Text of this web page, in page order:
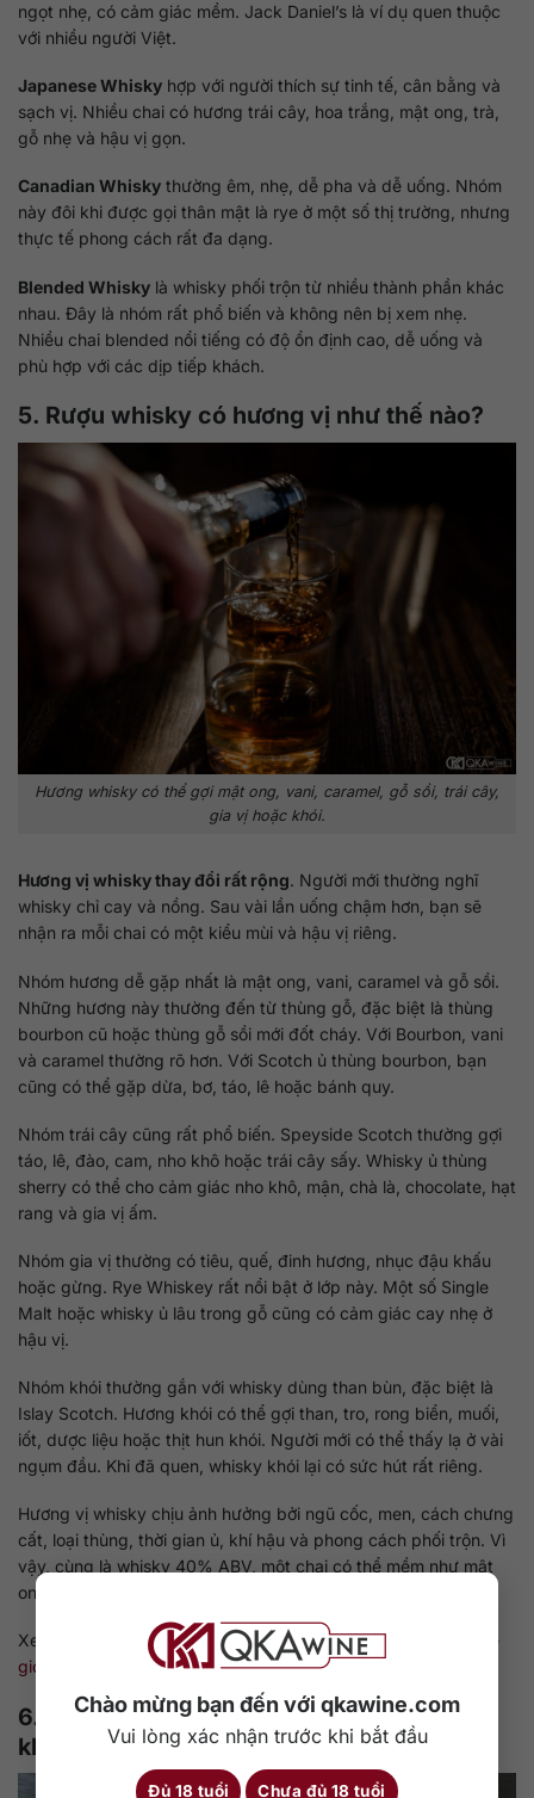
Chào mừng bạn đến với qkawine.com
Vui lòng xác nhận trước khi bắt đầu
Đủ 18 tuổi Chưa đủ 18 tuổi
ngọt nhẹ, có cảm giác mềm. Jack Daniel’s là ví dụ quen thuộc
với nhiều người Việt.
Japanese Whisky hợp với người thích sự tinh tế, cân bằng và
sạch vị. Nhiều chai có hương trái cây, hoa trắng, mật ong, trà,
gỗ nhẹ và hậu vị gọn.
Canadian Whisky thường êm, nhẹ, dễ pha và dễ uống. Nhóm
này đôi khi được gọi thân mật là rye ở một số thị trường, nhưng
thực tế phong cách rất đa dạng.
Blended Whisky là whisky phối trộn từ nhiều thành phần khác
nhau. Đây là nhóm rất phổ biến và không nên bị xem nhẹ.
Nhiều chai blended nổi tiếng có độ ổn định cao, dễ uống và
phù hợp với các dịp tiếp khách.
5. Rượu whisky có hương vị như thế nào?
Hương whisky có thể gợi mật ong, vani, caramel, gỗ sồi, trái cây,
gia vị hoặc khói.
Hương vị whisky thay đổi rất rộng. Người mới thường nghĩ
whisky chỉ cay và nồng. Sau vài lần uống chậm hơn, bạn sẽ
nhận ra mỗi chai có một kiểu mùi và hậu vị riêng.
Nhóm hương dễ gặp nhất là mật ong, vani, caramel và gỗ sồi.
Những hương này thường đến từ thùng gỗ, đặc biệt là thùng
bourbon cũ hoặc thùng gỗ sồi mới đốt cháy. Với Bourbon, vani
và caramel thường rõ hơn. Với Scotch ủ thùng bourbon, bạn
cũng có thể gặp dừa, bơ, táo, lê hoặc bánh quy.
Nhóm trái cây cũng rất phổ biến. Speyside Scotch thường gợi
táo, lê, đào, cam, nho khô hoặc trái cây sấy. Whisky ủ thùng
sherry có thể cho cảm giác nho khô, mận, chà là, chocolate, hạt
rang và gia vị ấm.
Nhóm gia vị thường có tiêu, quế, đinh hương, nhục đậu khấu
hoặc gừng. Rye Whiskey rất nổi bật ở lớp này. Một số Single
Malt hoặc whisky ủ lâu trong gỗ cũng có cảm giác cay nhẹ ở
hậu vị.
Nhóm khói thường gắn với whisky dùng than bùn, đặc biệt là
Islay Scotch. Hương khói có thể gợi than, tro, rong biển, muối,
iốt, dược liệu hoặc thịt hun khói. Người mới có thể thấy lạ ở vài
ngụm đầu. Khi đã quen, whisky khói lại có sức hút rất riêng.
Hương vị whisky chịu ảnh hưởng bởi ngũ cốc, men, cách chưng
cất, loại thùng, thời gian ủ, khí hậu và phong cách phối trộn. Vì
vậy, cùng là whisky 40% ABV, một chai có thể mềm như mật
ong, còn chai khác lại khói mạnh và cay khô.
Xem chi tiết tại:
10+ mùi vị rượu whisky phổ biến nhất trên thế
giới hiện nay
6. Rượu whisky bao nhiêu độ và có nặng
không?